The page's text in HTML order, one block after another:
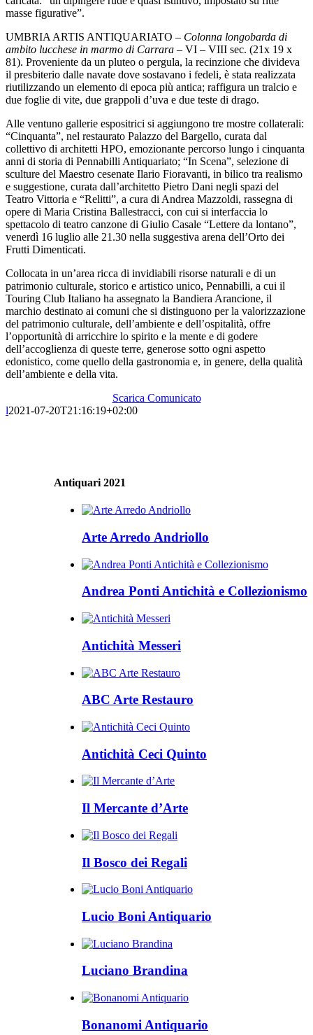
masse figurative”.
UMBRIA ARTIS ANTIQUARIATO – Colonna longobarda di
ambito lucchese in marmo di Carrara – VI – VIII sec. (21x 19 x
81). Proveniente da un pluteo o pergula, la recinzione che divideva
il presbiterio dalle navate dove sostavano i fedeli, è stata realizzata
riutilizzando un elemento di epoca più antica; raffigura un tralcio e
due foglie di vite, due grappoli d’uva e due teste di drago.
Alle ventuno gallerie espositrici si aggiungono tre mostre collaterali:
“Cinquanta”, nel restaurato Palazzo del Bargello, curata dal
collettivo di architetti HPO, emozionante percorso lungo i cinquanta
anni di storia di Pennabilli Antiquariato; “In Scena”, selezione di
sculture del Maestro cesenate Ilario Fioravanti, in bilico tra realismo
e suggestione, curata dall’architetto Pietro Dani negli spazi del
Teatro Vittoria e “Relitti”, a cura di Andrea Mazzoldi, rassegna di
opere di Maria Cristina Ballestracci, con cui si interfaccia lo
spettacolo di teatro canzone di Giulio Casale “Lettere da lontano”,
venerdì 16 luglio alle 21.30 nella suggestiva arena dell’Orto dei
Frutti Dimenticati.
Collocata in un’area ricca di invidiabili risorse naturali e di un
patrimonio culturale, storico e artistico unico, Pennabilli, a cui il
Touring Club Italiano ha assegnato la Bandiera Arancione, il
marchio destinato ai comuni che si distinguono per la valorizzazione
del patrimonio culturale, dell’ambiente e dell’ospitalità, offre
l’opportunità di arricchire lo spirito e la mente e di godere
dell’accoglienza di queste terre, generose sotto ogni aspetto
edonistico, come quello della gastronomia e, in genere, della qualità
dell’ambiente e della vita.
Scarica Comunicato
l2021-07-20T21:16:19+02:00
Antiquari 2021
Arte Arredo Andriollo
Andrea Ponti Antichità e Collezionismo
Antichità Messeri
ABC Arte Restauro
Antichità Ceci Quinto
Il Mercante d’Arte
Il Bosco dei Regali
Lucio Boni Antiquario
Luciano Brandina
Bonanomi Antiquario